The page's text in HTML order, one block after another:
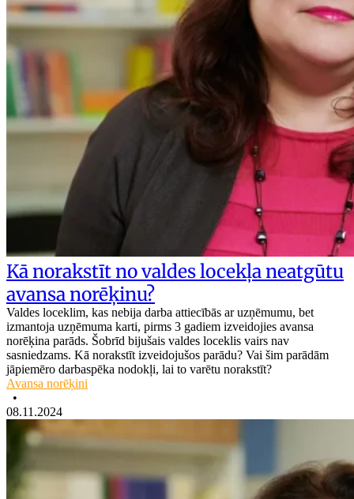
Kā norakstīt no valdes locekļa neatgūtu
avansa norēķinu?
Valdes loceklim, kas nebija darba attiecībās ar uzņēmumu, bet
izmantoja uzņēmuma karti, pirms 3 gadiem izveidojies avansa
norēķina parāds. Šobrīd bijušais valdes loceklis vairs nav
sasniedzams. Kā norakstīt izveidojušos parādu? Vai šim parādām
jāpiemēro darbaspēka nodokļi, lai to varētu norakstīt?
Avansa norēķini
•
08.11.2024